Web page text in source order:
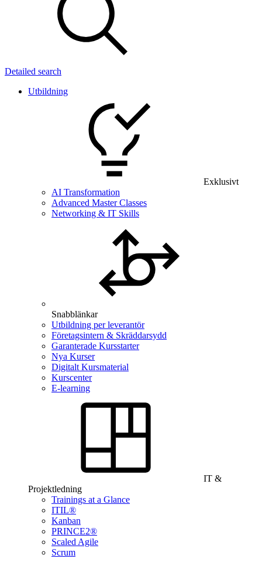
Detailed search
Utbildning
Exklusivt
AI Transformation
Advanced Master Classes
Networking & IT Skills
Snabblänkar
Utbildning per leverantör
Företagsintern & Skräddarsydd
Garanterade Kursstarter
Nya Kurser
Digitalt Kursmaterial
Kurscenter
E-learning
IT &
Projektledning
Trainings at a Glance
ITIL®
Kanban
PRINCE2®
Scaled Agile
Scrum